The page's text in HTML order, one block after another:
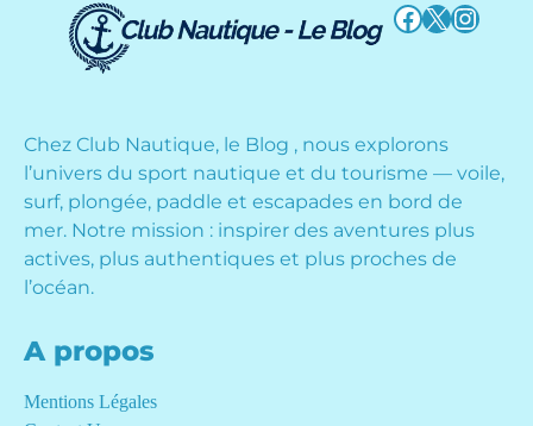
Facebook
X
Chez Club Nautique, le Blog , nous explorons
l’univers du sport nautique et du tourisme — voile,
surf, plongée, paddle et escapades en bord de
mer. Notre mission : inspirer des aventures plus
actives, plus authentiques et plus proches de
l’océan.
A propos
Mentions Légales